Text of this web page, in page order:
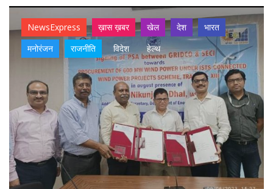
NewsExpress ख़ास ख़बर खेल देश
भारत
मनोरंजन
राजनीति विदेश हेल्थ